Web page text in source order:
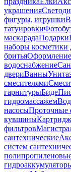
украшения
фигуры, игрушки
татуировки
маскарадаПодарки
наборы косметики
бритья
водоснабжение
двериВанны
смесителями
гарнитурыБиде
гидромассажем
насосыПроточные
кувшины
фильтров
сантехнические
систем